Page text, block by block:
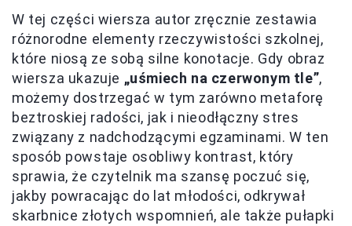
W tej części wiersza autor zręcznie zestawia
różnorodne elementy rzeczywistości szkolnej,
które niosą ze sobą silne konotacje. Gdy obraz
wiersza ukazuje „uśmiech na czerwonym tle”,
możemy dostrzegać w tym zarówno metaforę
beztroskiej radości, jak i nieodłączny stres
związany z nadchodzącymi egzaminami. W ten
sposób powstaje osobliwy kontrast, który
sprawia, że czytelnik ma szansę poczuć się,
jakby powracając do lat młodości, odkrywał
skarbnice złotych wspomnień, ale także pułapki